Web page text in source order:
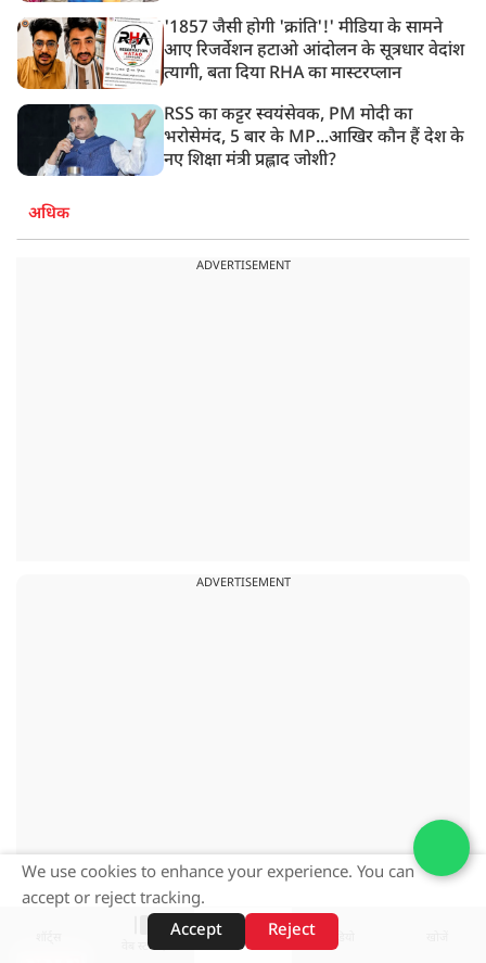
'1857 जैसी होगी 'क्रांति'!' मीडिया के सामने
आए रिजर्वेशन हटाओ आंदोलन के सूत्रधार वेदांश
त्यागी, बता दिया RHA का मास्टरप्लान
RSS का कट्टर स्वयंसेवक, PM मोदी का
भरोसेमंद, 5 बार के MP...आखिर कौन हैं देश के
नए शिक्षा मंत्री प्रह्लाद जोशी?
अधिक
ADVERTISEMENT
ADVERTISEMENT
वेब स्टोरीज़
We use cookies to enhance your experience. You can
accept or reject tracking.
Accept
Reject